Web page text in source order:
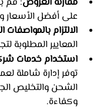
على أفضل الأسعار
الالتزام بالمواصفات
المعايير
استخدام خدمات
توفر إدارة شاملة
الشحن والتخليص
وكفاءة.